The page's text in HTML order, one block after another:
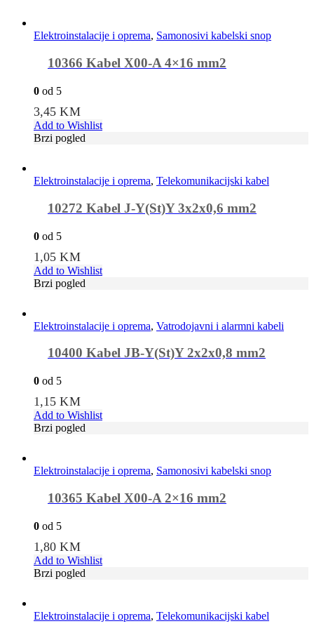
Elektroinstalacije i oprema, Samonosivi kabelski snop
10366 Kabel X00-A 4×16 mm2
0 od 5
3,45KM
Add to Wishlist
Brzi pogled
Elektroinstalacije i oprema, Telekomunikacijski kabel
10272 Kabel J-Y(St)Y 3x2x0,6 mm2
0 od 5
1,05KM
Add to Wishlist
Brzi pogled
Elektroinstalacije i oprema, Vatrodojavni i alarmni kabeli
10400 Kabel JB-Y(St)Y 2x2x0,8 mm2
0 od 5
1,15KM
Add to Wishlist
Brzi pogled
Elektroinstalacije i oprema, Samonosivi kabelski snop
10365 Kabel X00-A 2×16 mm2
0 od 5
1,80KM
Add to Wishlist
Brzi pogled
Elektroinstalacije i oprema, Telekomunikacijski kabel